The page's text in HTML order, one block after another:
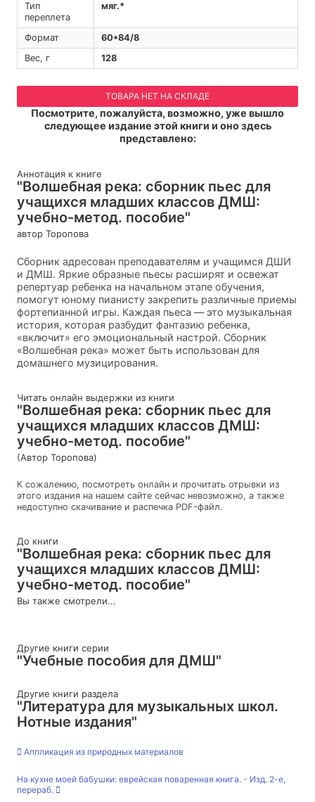
Тип
переплета
мяг.*
Формат
60*84/8
Вес, г
128
ТОВАРА НЕТ НА СКЛАДЕ
Посмотрите, пожалуйста, возможно, уже вышло
следующее издание этой книги и оно здесь
представлено:
Аннотация к книге
"Волшебная река: сборник пьес для
учащихся младших классов ДМШ:
учебно-метод. пособие"
автор Торопова
Сборник адресован преподавателям и учащимся ДШИ
и ДМШ. Яркие образные пьесы расширят и освежат
репертуар ребенка на начальном этапе обучения,
помогут юному пианисту закрепить различные приемы
фортепианной игры. Каждая пьеса — это музыкальная
история, которая разбудит фантазию ребенка,
«включит» его эмоциональный настрой. Сборник
«Волшебная река» может быть использован для
домашнего музицирования.
Читать онлайн выдержки из книги
"Волшебная река: сборник пьес для
учащихся младших классов ДМШ:
учебно-метод. пособие"
(Автор Торопова)
К сожалению, посмотреть онлайн и прочитать отрывки из
этого издания на нашем сайте сейчас невозможно, а также
недоступно скачивание и распечка PDF-файл.
До книги
"Волшебная река: сборник пьес для
учащихся младших классов ДМШ:
учебно-метод. пособие"
Вы также смотрели...
Другие книги серии
"Учебные пособия для ДМШ"
Другие книги раздела
"Литература для музыкальных школ.
Нотные издания"
Аппликация из природных материалов
На кухне моей бабушки: еврейская поваренная книга. - Изд. 2-е,
перераб.